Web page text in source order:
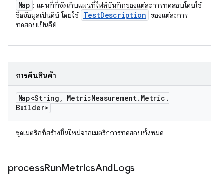
Map : แผนที่ที่จัดเก็บแผนที่ไฟล์บันทึกของแต่ละการทดสอบโดยใช้
ชื่อข้อมูลเป็นคีย์ โดยใช้ TestDescription ของแต่ละการ
ทดสอบเป็นคีย์
การคืนสินค้า
Map<String , MetricMeasurement. Metric .
Builder>
ชุดเมตริกที่สร้างขึ้นใหม่จากเมตริกการทดสอบทั้งหมด
processRunMetricsAndLogs